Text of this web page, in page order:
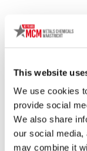
This website
We use cookies
provide social
We also share
our social media,
may combine it
+31(0)43